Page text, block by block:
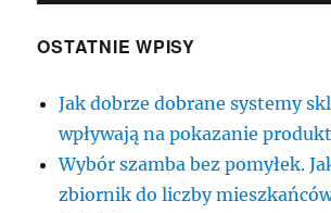
OSTATNIE WPISY
Jak dobrze dobrane systemy
wpływają na pokazanie
Wybór szamba bez pomyłek.
zbiornik do liczby